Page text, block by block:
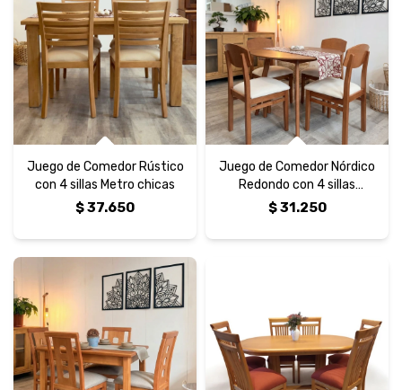
Juego de Comedor Rústico
con 4 sillas Metro chicas
$37.650
Juego de Comedor Nórdico
Redondo con 4 sillas
Nórdicas
$31.250